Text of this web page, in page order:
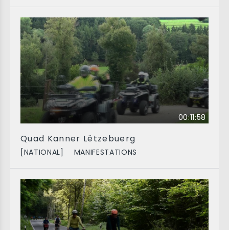
00:11:58
Quad Kanner Lëtzebuerg
[NATIONAL] MANIFESTATIONS